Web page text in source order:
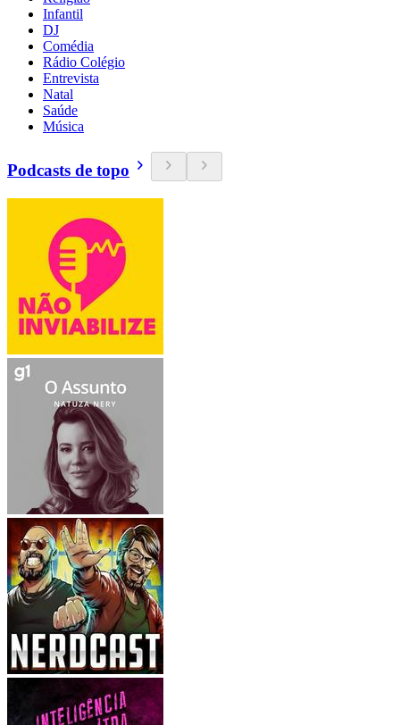
Infantil
DJ
Comédia
Rádio Colégio
Entrevista
Natal
Saúde
Música
Podcasts de topo